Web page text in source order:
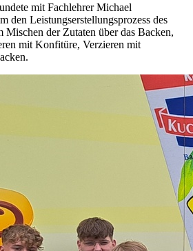
mit Fachlehrer Michael
den Leistungserstellungsprozess des
Mischen der Zutaten über das Backen,
mit Konfitüre, Verzieren mit